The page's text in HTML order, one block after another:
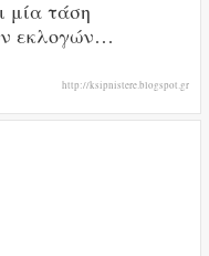
μία τάση
εκλογών…
http://ksipnistere.blogspot.gr